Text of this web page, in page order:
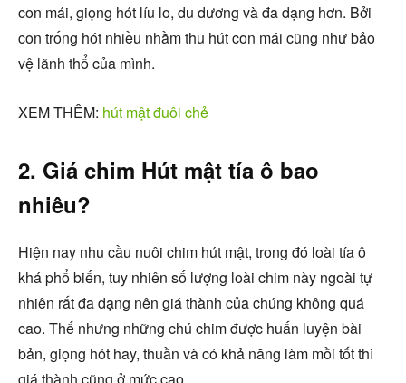
con mái, giọng hót líu lo, du dương và đa dạng hơn. Bởi
con trống hót nhiều nhằm thu hút con mái cũng như bảo
vệ lãnh thổ của mình.
XEM THÊM: hút mật đuôi chẻ
2. Giá chim Hút mật tía ô bao
nhiêu?
Hiện nay nhu cầu nuôi chim hút mật, trong đó loài tía ô
khá phổ biến, tuy nhiên số lượng loài chim này ngoài tự
nhiên rất đa dạng nên giá thành của chúng không quá
cao. Thế nhưng những chú chim được huấn luyện bài
bản, giọng hót hay, thuần và có khả năng làm mồi tốt thì
giá thành cũng ở mức cao.